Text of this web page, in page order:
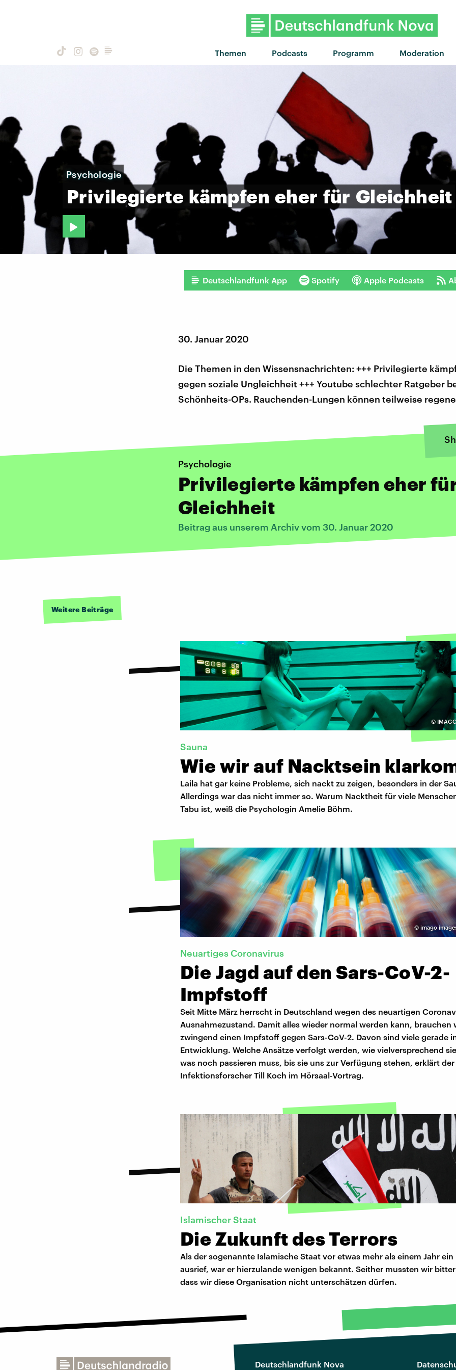
Themen Podcasts Programm Moderation
"Insomnia" von 49th &
Psychologie
Privilegierte kämpfen eher für Gleichheit
Deutschlandfunk App Spotify Apple Podcasts
30. Januar 2020
Die Themen in den Wissensnachrichten: +++ Privilegierte
gegen soziale Ungleichheit +++ Youtube schlechter Ratgeber
Schönheits-OPs. Rauchenden-Lungen können teilweise
Psychologie
Privilegierte kämpfen eher
Gleichheit
Beitrag aus unserem Archiv vom 30. Januar 2020
Weitere Beiträge
©
Sauna
Wie wir auf Nacktsein
Laila hat gar keine Probleme, sich nackt zu zeigen, besonders in der
Allerdings war das nicht immer so. Warum Nacktheit für viele
Tabu ist, weiß die Psychologin Amelie Böhm.
© imago
Neuartiges Coronavirus
Die Jagd auf den Sars-CoV-2-
Impfstoff
Seit Mitte März herrscht in Deutschland wegen des neuartigen
Ausnahmezustand. Damit alles wieder normal werden kann, brauchen
zwingend einen Impfstoff gegen Sars-CoV-2. Davon sind viele gerade
Entwicklung. Welche Ansätze verfolgt werden, wie vielversprechend
was noch passieren muss, bis sie uns zur Verfügung stehen, erklärt
Infektionsforscher Till Koch im Hörsaal-Vortrag.
Islamischer Staat
Die Zukunft des Terrors
Als der sogenannte Islamische Staat vor etwas mehr als einem Jahr
ausrief, war er hierzulande wenigen bekannt. Seither mussten wir
dass wir diese Organisation nicht unterschätzen dürfen.
Deutschlandfunk Nova